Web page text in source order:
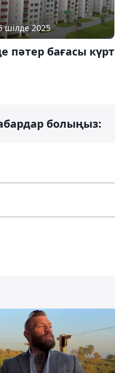
шілде 2025
пәтер бағасы күрт
болыңыз: